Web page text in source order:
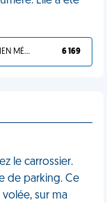
TU L'AS BIEN MÉRITÉ 6 169
le carrossier.
de parking. Ce
sur ma